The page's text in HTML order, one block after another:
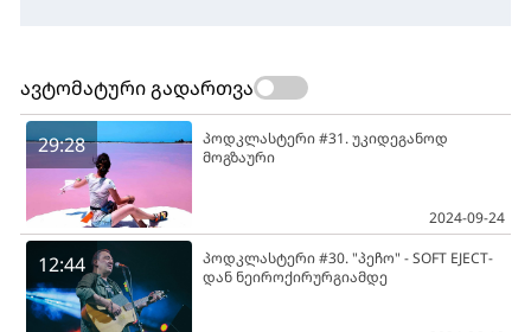
ავტომატური გადართვა
29:28
პოდკლასტერი #31. უკიდეგანოდ
მოგზაური
2024-09-24
12:44
პოდკლასტერი #30. "პეჩო" - SOFT EJECT-
დან ნეიროქირურგიამდე